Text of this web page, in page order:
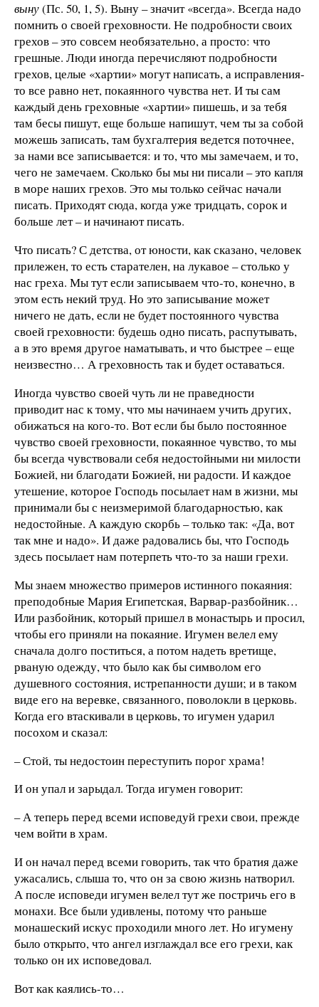
выну(Пс. 50, 1, 5). Выну – значит «всегда». Всегда надо
помнить о своей греховности. Не подробности своих
грехов – это совсем необязательно, а просто: что
грешные. Люди иногда перечисляют подробности
грехов, целые «хартии» могут написать, а исправления-
то все равно нет, покаянного чувства нет. И ты сам
каждый день греховные «хартии» пишешь, и за тебя
там бесы пишут, еще больше напишут, чем ты за собой
можешь записать, там бухгалтерия ведется поточнее,
за нами все записывается: и то, что мы замечаем, и то,
чего не замечаем. Сколько бы мы ни писали – это капля
в море наших грехов. Это мы только сейчас начали
писать. Приходят сюда, когда уже тридцать, сорок и
больше лет – и начинают писать.
Что писать? С детства, от юности, как сказано, человек
прилежен, то есть старателен, на лукавое – столько у
нас греха. Мы тут если записываем что-то, конечно, в
этом есть некий труд. Но это записывание может
ничего не дать, если не будет постоянного чувства
своей греховности: будешь одно писать, распутывать,
а в это время другое наматывать, и что быстрее – еще
неизвестно… А греховность так и будет оставаться.
Иногда чувство своей чуть ли не праведности
приводит нас к тому, что мы начинаем учить других,
обижаться на кого-то. Вот если бы было постоянное
чувство своей греховности, покаянное чувство, то мы
бы всегда чувствовали себя недостойными ни милости
Божией, ни благодати Божией, ни радости. И каждое
утешение, которое Господь посылает нам в жизни, мы
принимали бы с неизмеримой благодарностью, как
недостойные. А каждую скорбь – только так: «Да, вот
так мне и надо». И даже радовались бы, что Господь
здесь посылает нам потерпеть что-то за наши грехи.
Мы знаем множество примеров истинного покаяния:
преподобные Мария Египетская, Варвар-разбойник…
Или разбойник, который пришел в монастырь и просил,
чтобы его приняли на покаяние. Игумен велел ему
сначала долго поститься, а потом надеть вретище,
рваную одежду, что было как бы символом его
душевного состояния, истрепанности души; и в таком
виде его на веревке, связанного, поволокли в церковь.
Когда его втаскивали в церковь, то игумен ударил
посохом и сказал:
– Стой, ты недостоин переступить порог храма!
И он упал и зарыдал. Тогда игумен говорит:
– А теперь перед всеми исповедуй грехи свои, прежде
чем войти в храм.
И он начал перед всеми говорить, так что братия даже
ужасались, слыша то, что он за свою жизнь натворил.
А после исповеди игумен велел тут же постричь его в
монахи. Все были удивлены, потому что раньше
монашеский искус проходили много лет. Но игумену
было открыто, что ангел изглаждал все его грехи, как
только он их исповедовал.
Вот как каялись-то…